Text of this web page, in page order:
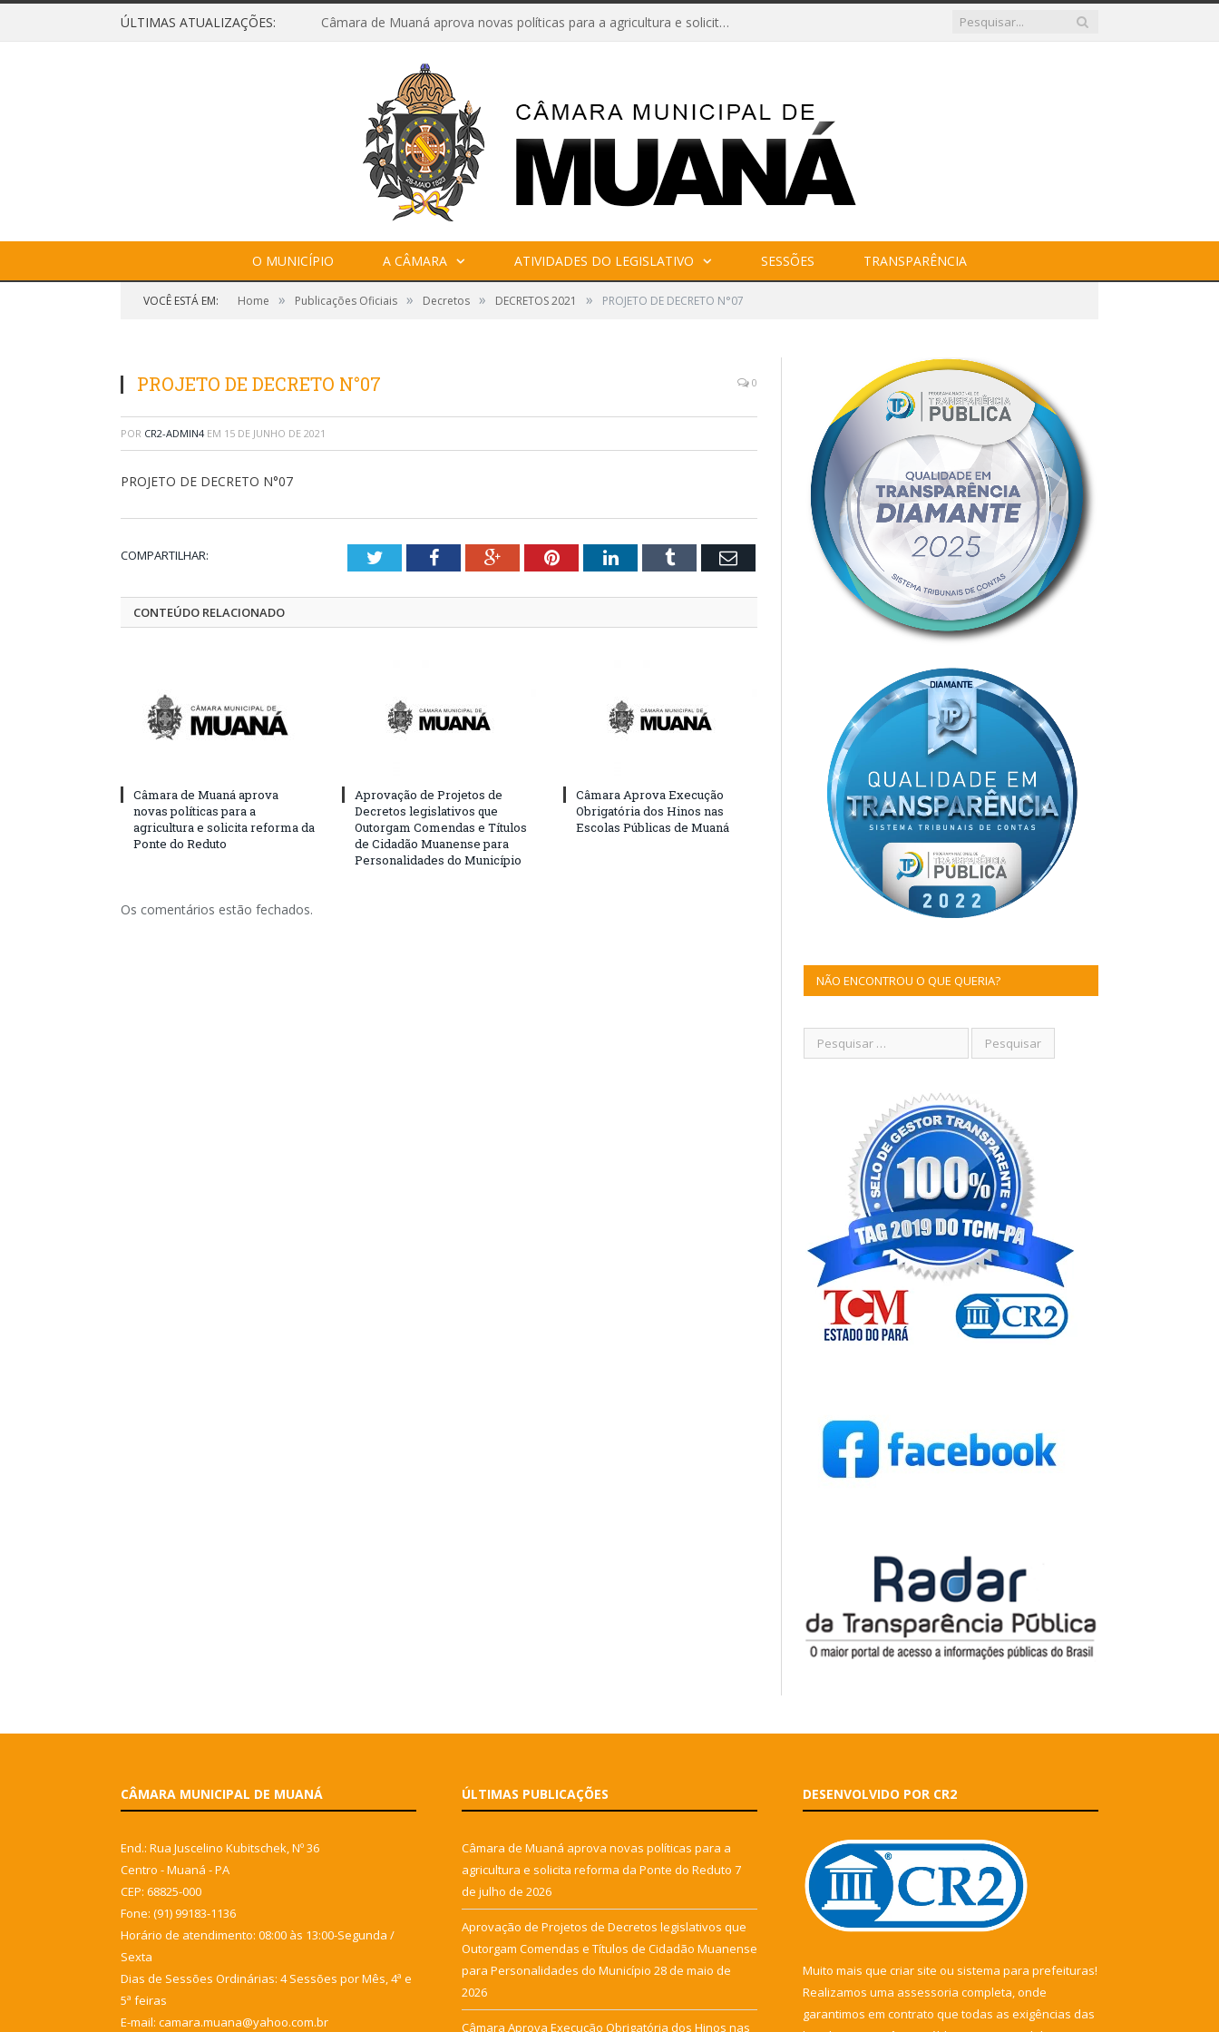
ÚLTIMAS ATUALIZAÇÕES: Câmara de Muaná aprova novas políticas para a agricultura e solicita reforma da Ponte do Reduto
O MUNICÍPIO A CÂMARA ATIVIDADES DO LEGISLATIVO SESSÕES TRANSPARÊNCIA
VOCÊ ESTÁ EM: Home » Publicações Oficiais » Decretos » DECRETOS 2021 » PROJETO DE DECRETO N°07
PROJETO DE DECRETO N°07 0
POR CR2-ADMIN4 EM 15 DE JUNHO DE 2021
PROJETO DE DECRETO N°07
COMPARTILHAR: TwitterFacebookGoogle+PinterestLinkedInTumblr Email
CONTEÚDO RELACIONADO
Câmara de Muaná aprova
novas políticas para a
agricultura e solicita reforma da
Ponte do Reduto
Aprovação de Projetos de
Decretos legislativos que
Outorgam Comendas e Títulos
de Cidadão Muanense para
Personalidades do Município
Câmara Aprova Execução
Obrigatória dos Hinos nas
Escolas Públicas de Muaná
Os comentários estão fechados.
NÃO ENCONTROU O QUE QUERIA?
CÂMARA MUNICIPAL DE MUANÁ
End.: Rua Juscelino Kubitschek, Nº 36
Centro - Muaná - PA
CEP: 68825-000
Fone: (91) 99183-1136
Horário de atendimento: 08:00 às 13:00-Segunda /
Sexta
Dias de Sessões Ordinárias: 4 Sessões por Mês, 4ª e
5ª feiras
E-mail: camara.muana@yahoo.com.br
ÚLTIMAS PUBLICAÇÕES
Câmara de Muaná aprova novas políticas para a
agricultura e solicita reforma da Ponte do Reduto 7
de julho de 2026
Aprovação de Projetos de Decretos legislativos que
Outorgam Comendas e Títulos de Cidadão Muanense
para Personalidades do Município 28 de maio de
2026
Câmara Aprova Execução Obrigatória dos Hinos nas
DESENVOLVIDO POR CR2
Muito mais que criar site ou sistema para prefeituras!
Realizamos uma assessoria completa, onde
garantimos em contrato que todas as exigências das